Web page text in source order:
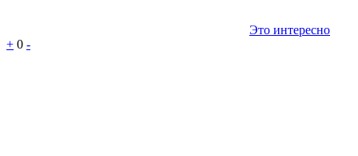
Это интересно
+ 0 -